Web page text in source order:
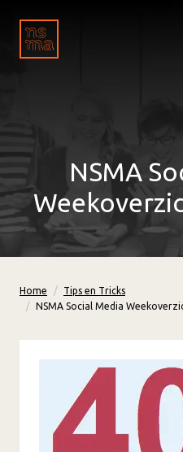
NSMA
Home
Tips en Tricks
NSMA Social Media